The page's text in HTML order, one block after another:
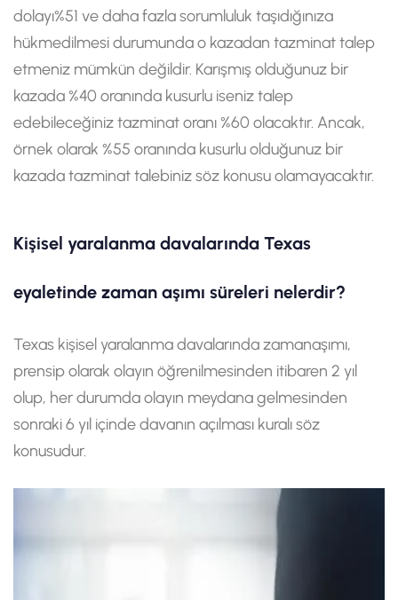
dolayı%51 ve daha fazla sorumluluk taşıdığınıza
hükmedilmesi durumunda o kazadan tazminat talep
etmeniz mümkün değildir. Karışmış olduğunuz bir
kazada %40 oranında kusurlu iseniz talep
edebileceğiniz tazminat oranı %60 olacaktır. Ancak,
örnek olarak %55 oranında kusurlu olduğunuz bir
kazada tazminat talebiniz söz konusu olamayacaktır.
Kişisel yaralanma davalarında Texas
eyaletinde zaman aşımı süreleri nelerdir?
Texas kişisel yaralanma davalarında zamanaşımı,
prensip olarak olayın öğrenilmesinden itibaren 2 yıl
olup, her durumda olayın meydana gelmesinden
sonraki 6 yıl içinde davanın açılması kuralı söz
konusudur.